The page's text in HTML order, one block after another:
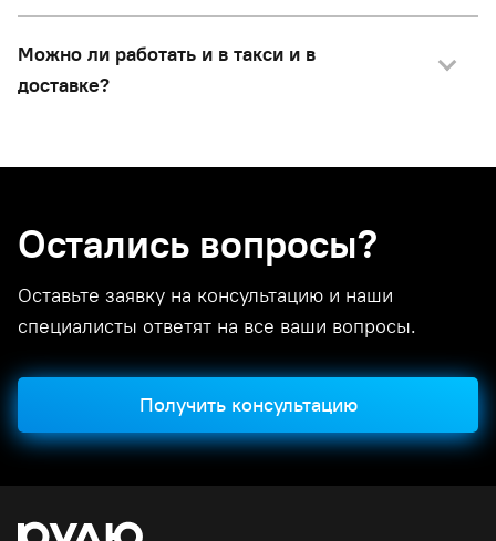
Можно ли работать и в такси и в
доставке?
Остались вопросы?
Оставьте заявку на консультацию и наши
специалисты ответят на все ваши вопросы.
Получить консультацию